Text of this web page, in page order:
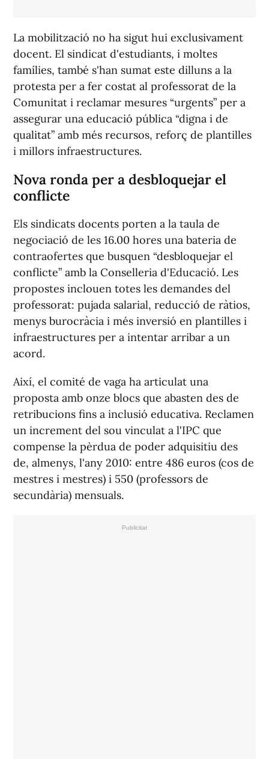
La mobilització no ha sigut hui exclusivament
docent. El sindicat d'estudiants, i moltes
famílies, també s'han sumat este dilluns a la
protesta per a fer costat al professorat de la
Comunitat i reclamar mesures “urgents” per a
assegurar una educació pública “digna i de
qualitat” amb més recursos, reforç de plantilles
i millors infraestructures.
Nova ronda per a desbloquejar el
conflicte
Els sindicats docents porten a la taula de
negociació de les 16.00 hores una bateria de
contraofertes que busquen “desbloquejar el
conflicte” amb la Conselleria d'Educació. Les
propostes inclouen totes les demandes del
professorat: pujada salarial, reducció de ràtios,
menys burocràcia i més inversió en plantilles i
infraestructures per a intentar arribar a un
acord.
Així, el comité de vaga ha articulat una
proposta amb onze blocs que abasten des de
retribucions fins a inclusió educativa. Reclamen
un increment del sou vinculat a l'IPC que
compense la pèrdua de poder adquisitiu des
de, almenys, l'any 2010: entre 486 euros (cos de
mestres i mestres) i 550 (professors de
secundària) mensuals.